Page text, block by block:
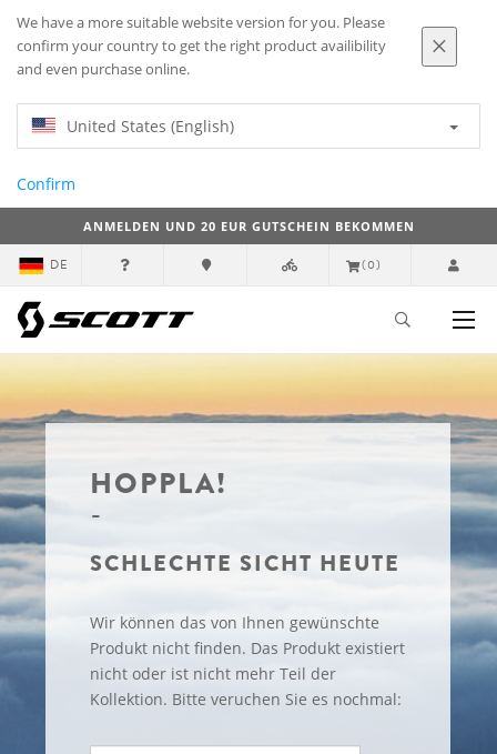
We have a more suitable website version for you. Please
confirm your country to get the right product availibility
and even purchase online.
United States (English)
Confirm
ANMELDEN UND 20 EUR GUTSCHEIN BEKOMMEN
DE (0)
HOPPLA!
SCHLECHTE SICHT HEUTE
Wir können das von Ihnen gewünschte
Produkt nicht finden. Das Produkt existiert
nicht oder ist nicht mehr Teil der
Kollektion. Bitte veruchen Sie es nochmal: